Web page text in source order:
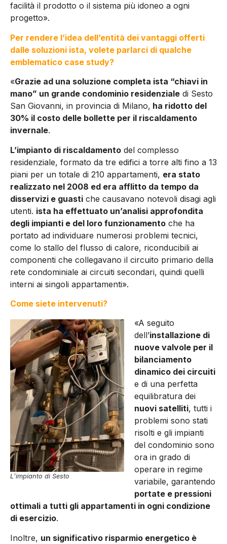
facilità il prodotto o il sistema più idoneo a ogni
progetto».
Per rendere l’idea dell’entità dei vantaggi offerti
dalle soluzioni ista, volete parlarci di qualche
emblematico case study?
«Grazie ad una soluzione completa ista “chiavi in
mano” un grande condominio residenziale di Sesto
San Giovanni, in provincia di Milano, ha ridotto del
30% il costo delle bollette per il riscaldamento
invernale.
L’impianto di riscaldamento del complesso
residenziale, formato da tre edifici a torre alti fino a 13
piani per un totale di 210 appartamenti, era stato
realizzato nel 2008 ed era afflitto da tempo da
disservizi e guasti che causavano notevoli disagi agli
utenti. ista ha effettuato un’analisi approfondita
degli impianti e del loro funzionamento che ha
portato ad individuare numerosi problemi tecnici,
come lo stallo del flusso di calore, riconducibili ai
componenti che collegavano il circuito primario della
rete condominiale ai circuiti secondari, quindi quelli
interni ai singoli appartamenti».
Come siete intervenuti?
L’impianto di Sesto
«A seguito
dell’installazione di
nuove valvole per il
bilanciamento
dinamico dei circuiti
e di una perfetta
equilibratura dei
nuovi satelliti, tutti i
problemi sono stati
risolti e gli impianti
del condominio sono
ora in grado di
operare in regime
variabile, garantendo
portate e pressioni
ottimali a tutti gli appartamenti in ogni condizione
di esercizio.
Inoltre, un significativo risparmio energetico è